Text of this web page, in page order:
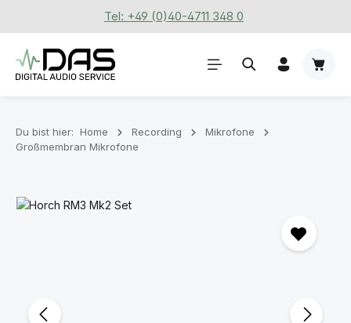
Zum Hauptinhalt springenTel: +49 (0)40-4711 348 0
Du bist hier: Home Recording
Mikrofone
Großmembran Mikrofone
Bildergalerie überspringen